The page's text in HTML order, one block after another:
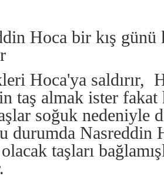
Hoca bir kış günü
Hoca'ya saldırır,
taş almak ister fakat
soğuk nedeniyle
durumda Nasreddin
taşları